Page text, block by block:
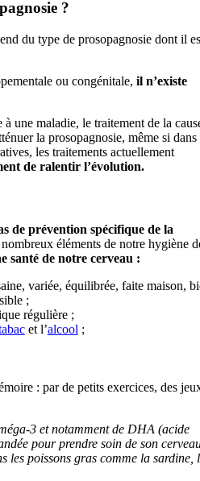
?
du type de prosopagnosie dont il
ou congénitale, il n’existe
à une maladie, le traitement de la
la prosopagnosie, même si dans
les traitements actuellement
de ralentir l’évolution.
de prévention spécifique de la
éléments de notre hygiène
santé de notre cerveau :
variée, équilibrée, faite maison,
;
régulière ;
et l’alcool;
: par de petits exercices, des
3 et notamment de DHA (acide
pour prendre soin de son
les poissons gras comme la sardine,